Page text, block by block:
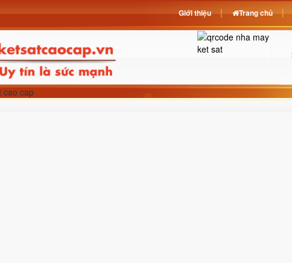
Giới thiệu Trang chủ